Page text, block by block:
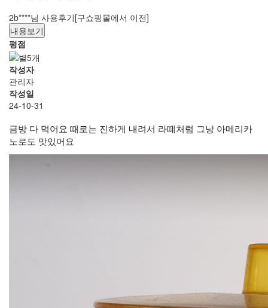
2b****님 사용후기[구쇼핑몰에서 이전]
내용보기
평점
작성자
관리자
작성일
24-10-31
금방 다 먹어요 때로는 진하게 내려서 라떼처럼 그냥 아메리카
노로도 맛있어요